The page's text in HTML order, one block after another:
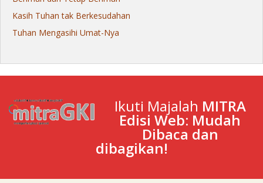
Kasih Tuhan tak Berkesudahan
Tuhan Mengasihi Umat-Nya
Ikuti Majalah MITRA
Edisi Web: Mudah
Dibaca dan
dibagikan!